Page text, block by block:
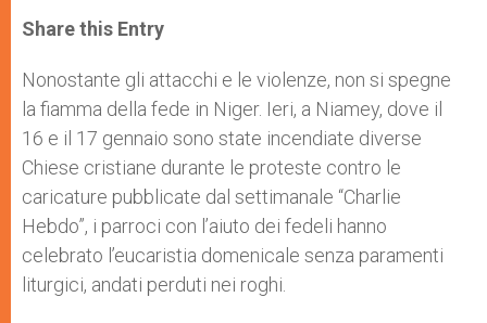
t
s
p
p
s
e
g
e
r
e
b
o
k
r
Share this Entry
Nonostante gli attacchi e le violenze, non si spegne
la fiamma della fede in Niger. Ieri, a Niamey, dove il
16 e il 17 gennaio sono state incendiate diverse
Chiese cristiane durante le proteste contro le
caricature pubblicate dal settimanale “Charlie
Hebdo”, i parroci con l’aiuto dei fedeli hanno
celebrato l’eucaristia domenicale senza paramenti
liturgici, andati perduti nei roghi.